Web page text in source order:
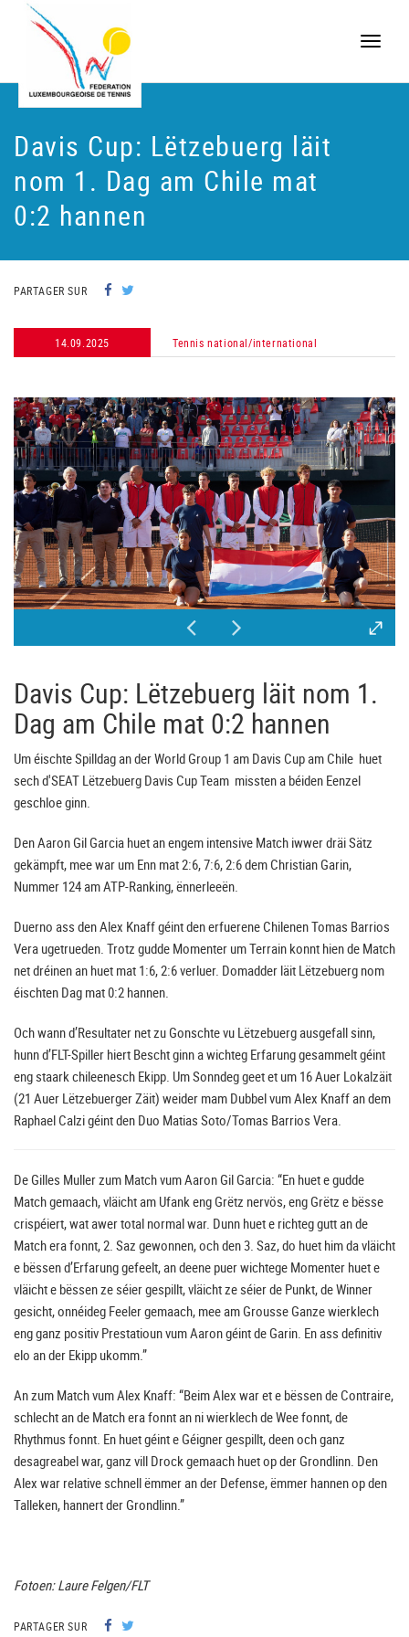
Toggle
Davis Cup: Lëtzebuerg läit
nom 1. Dag am Chile mat
0:2 hannen
PARTAGER SUR
14.09.2025 Tennis national/international
Davis Cup: Lëtzebuerg läit nom 1.
Dag am Chile mat 0:2 hannen
Um éischte Spilldag an der World Group 1 am Davis Cup am Chile huet
sech d'SEAT Lëtzebuerg Davis Cup Team missten a béiden Eenzel
geschloe ginn.
Den Aaron Gil Garcia huet an engem intensive Match iwwer dräi Sätz
gekämpft, mee war um Enn mat 2:6, 7:6, 2:6 dem Christian Garin,
Nummer 124 am ATP-Ranking, ënnerleeën.
Duerno ass den Alex Knaff géint den erfuerene Chilenen Tomas Barrios
Vera ugetrueden. Trotz gudde Momenter um Terrain konnt hien de Match
net dréinen an huet mat 1:6, 2:6 verluer. Domadder läit Lëtzebuerg nom
éischten Dag mat 0:2 hannen.
Och wann d’Resultater net zu Gonschte vu Lëtzebuerg ausgefall sinn,
hunn d’FLT-Spiller hiert Bescht ginn a wichteg Erfarung gesammelt géint
eng staark chileenesch Ekipp. Um Sonndeg geet et um 16 Auer Lokalzäit
(21 Auer Lëtzebuerger Zäit) weider mam Dubbel vum Alex Knaff an dem
Raphael Calzi géint den Duo Matias Soto/Tomas Barrios Vera.
De Gilles Muller zum Match vum Aaron Gil Garcia: “En huet e gudde
Match gemaach, vläicht am Ufank eng Grëtz nervös, eng Grëtz e bësse
crispéiert, wat awer total normal war. Dunn huet e richteg gutt an de
Match era fonnt, 2. Saz gewonnen, och den 3. Saz, do huet him da vläicht
e bëssen d’Erfarung gefeelt, an deene puer wichtege Momenter huet e
vläicht e bëssen ze séier gespillt, vläicht ze séier de Punkt, de Winner
gesicht, onnéideg Feeler gemaach, mee am Grousse Ganze wierklech
eng ganz positiv Prestatioun vum Aaron géint de Garin. En ass definitiv
elo an der Ekipp ukomm.”
An zum Match vum Alex Knaff: “Beim Alex war et e bëssen de Contraire,
schlecht an de Match era fonnt an ni wierklech de Wee fonnt, de
Rhythmus fonnt. En huet géint e Géigner gespillt, deen och ganz
desagreabel war, ganz vill Drock gemaach huet op der Grondlinn. Den
Alex war relative schnell ëmmer an der Defense, ëmmer hannen op den
Talleken, hannert der Grondlinn.”
Fotoen: Laure Felgen/FLT
PARTAGER SUR